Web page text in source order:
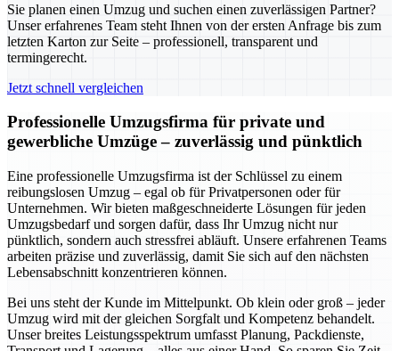
Sie planen einen Umzug und suchen einen zuverlässigen Partner?
Unser erfahrenes Team steht Ihnen von der ersten Anfrage bis zum
letzten Karton zur Seite – professionell, transparent und
termingerecht.
Jetzt schnell vergleichen
Professionelle Umzugsfirma für private und
gewerbliche Umzüge – zuverlässig und pünktlich
Eine professionelle Umzugsfirma ist der Schlüssel zu einem
reibungslosen Umzug – egal ob für Privatpersonen oder für
Unternehmen. Wir bieten maßgeschneiderte Lösungen für jeden
Umzugsbedarf und sorgen dafür, dass Ihr Umzug nicht nur
pünktlich, sondern auch stressfrei abläuft. Unsere erfahrenen Teams
arbeiten präzise und zuverlässig, damit Sie sich auf den nächsten
Lebensabschnitt konzentrieren können.
Bei uns steht der Kunde im Mittelpunkt. Ob klein oder groß – jeder
Umzug wird mit der gleichen Sorgfalt und Kompetenz behandelt.
Unser breites Leistungsspektrum umfasst Planung, Packdienste,